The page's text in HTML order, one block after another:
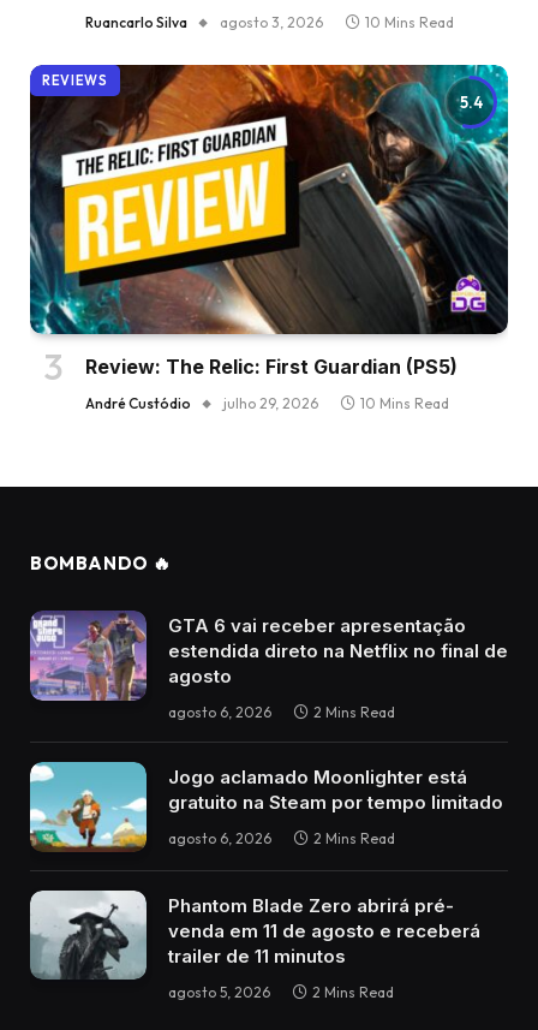
Ruancarlo Silva agosto 3, 2026 10 Mins Read
5.4
REVIEWS
Review: The Relic: First Guardian (PS5)
André Custódio julho 29, 2026 10 Mins Read
BOMBANDO 🔥
GTA 6 vai receber apresentação
estendida direto na Netflix no final de
agosto
agosto 6, 2026 2 Mins Read
Jogo aclamado Moonlighter está
gratuito na Steam por tempo limitado
agosto 6, 2026 2 Mins Read
Phantom Blade Zero abrirá pré-
venda em 11 de agosto e receberá
trailer de 11 minutos
agosto 5, 2026 2 Mins Read